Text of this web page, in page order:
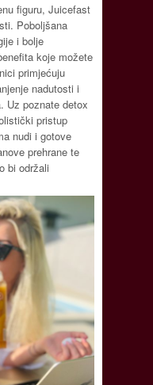
figuru, Juicefast
Poboljšana
i bolje
koje možete
primjećuju
nadutosti i
Uz poznate detox
pristup
nudi i gotove
prehrane te
bi održali